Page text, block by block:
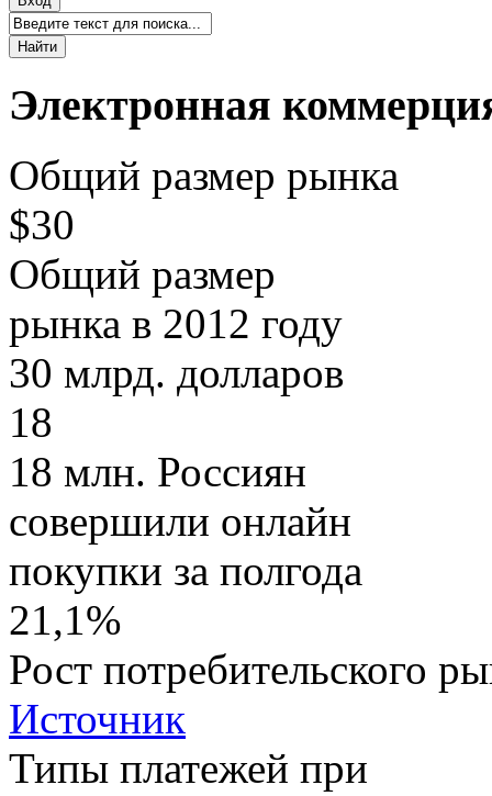
Электронная
Общий размер рынка
$30
Общий размер
рынка в 2012 году
30 млрд. долларов
18
18 млн. Россиян
совершили онлайн
покупки за полгода
21,1%
Рост потребительского
Источник
Типы платежей при